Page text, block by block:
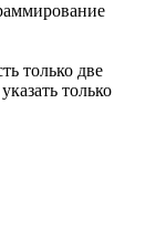
только две
только